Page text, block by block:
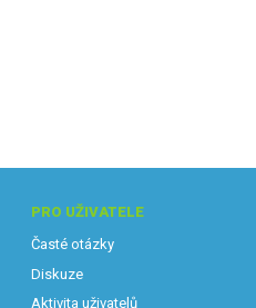
PRO UŽIVATELE
Časté otázky
Diskuze
Aktivita uživatelů